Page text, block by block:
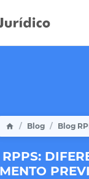
Blog Blog
RPPS: